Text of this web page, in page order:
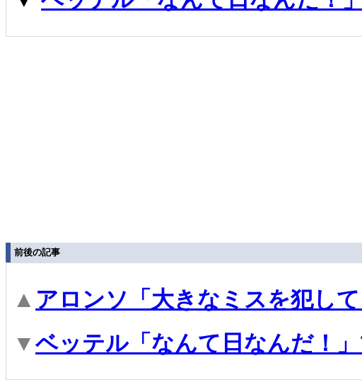
前後の記事
▲ アロンソ「大きなミスを犯し
▼ベッテル「なんて日なんだ！